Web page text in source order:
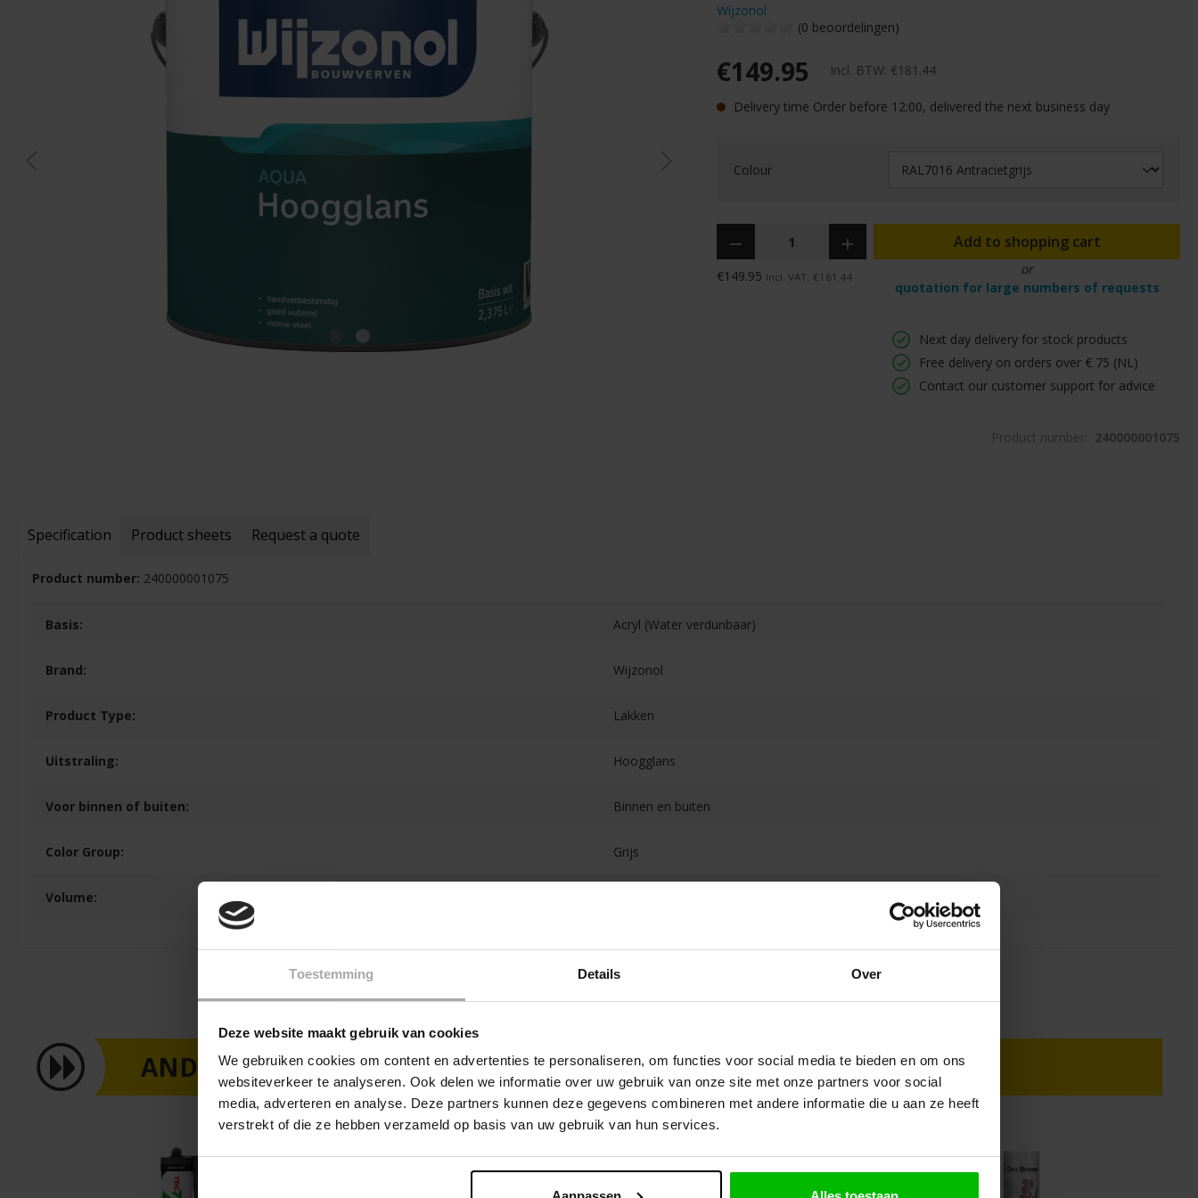
Toestemming Details Over
Deze website maakt gebruik van cookies
We gebruiken cookies om content en advertenties te personaliseren, om functies voor social media te bieden en om ons
websiteverkeer te analyseren. Ook delen we informatie over uw gebruik van onze site met onze partners voor social
media, adverteren en analyse. Deze partners kunnen deze gegevens combineren met andere informatie die u aan ze heeft
verstrekt of die ze hebben verzameld op basis van uw gebruik van hun services.
Wijzonol
(0 beoordelingen)
€149.95 Incl. BTW: €181.44
Delivery time Order before 12:00, delivered the next business day
Colour
€149.95 Incl. VAT: €181.44
Add to shopping cart
or
quotation for large numbers of requests
Next day delivery for stock products
Free delivery on orders over € 75 (NL)
Contact our customer support for advice
Product number: 240000001075
Specification Product sheets Request a quote
Product number: 240000001075
Basis: Acryl (Water verdunbaar)
Brand: Wijzonol
Product Type: Lakken
Uitstraling: Hoogglans
Voor binnen of buiten: Binnen en buiten
Color Group: Grijs
Volume:
ANDEREN KOCHTEN OOK
%